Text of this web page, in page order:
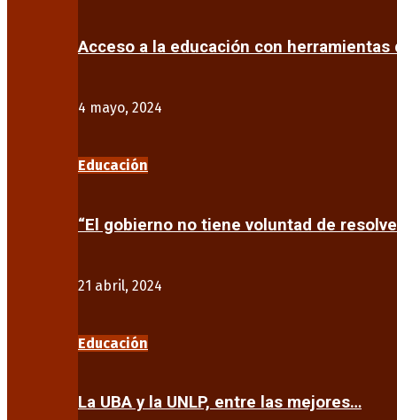
Acceso a la educación con
4 mayo, 2024
Educación
“El gobierno no tiene voluntad de
21 abril, 2024
Educación
La UBA y la UNLP, entre las mejores…